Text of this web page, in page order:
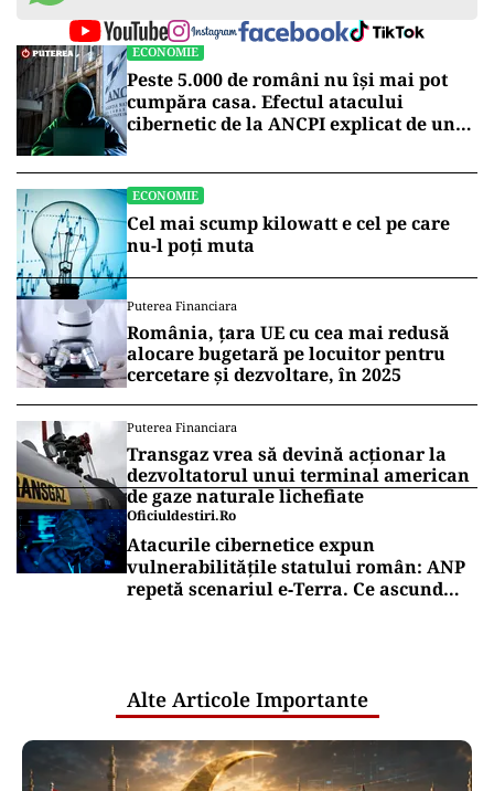
ECONOMIE
Peste 5.000 de români nu își mai pot
cumpăra casa. Efectul atacului
cibernetic de la ANCPI explicat de un
ECONOMIE
Cel mai scump kilowatt e cel pe care
nu-l poți muta
Puterea Financiara
România, țara UE cu cea mai redusă
alocare bugetară pe locuitor pentru
cercetare și dezvoltare, în 2025
Puterea Financiara
Transgaz vrea să devină acționar la
dezvoltatorul unui terminal american
de gaze naturale lichefiate
Oficiuldestiri.ro
Atacurile cibernetice expun
vulnerabilitățile statului român: ANP
repetă scenariul e‑Terra. Ce ascund
Alte Articole Importante